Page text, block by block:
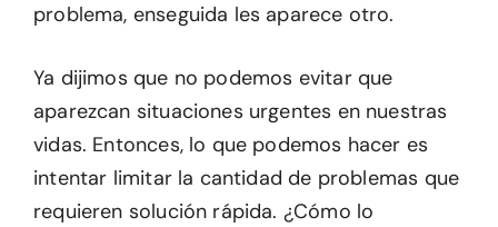
problema, enseguida les aparece otro.
Ya dijimos que no podemos evitar que
aparezcan situaciones urgentes en nuestras
vidas. Entonces, lo que podemos hacer es
intentar limitar la cantidad de problemas que
requieren solución rápida. ¿Cómo lo